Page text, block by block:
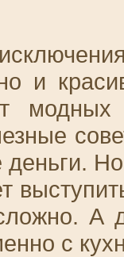
и
модных
деньги.
А
с